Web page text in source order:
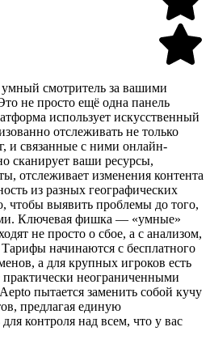
смотритель за вашими
не просто ещё одна панель
использует искусственный
отслеживать не только
и связанные с ними онлайн-
сканирует ваши ресурсы,
отслеживает изменения контента
из разных географических
чтобы выявить проблемы до того,
Ключевая фишка — «умные»
не просто о сбое, а с анализом,
начинаются с бесплатного
а для крупных игроков есть
неограниченными
пытается заменить собой кучу
предлагая единую
контроля над всем, что у вас